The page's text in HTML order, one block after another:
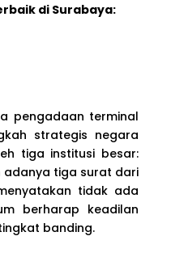
di Surabaya:
pengadaan terminal
strategis negara
tiga institusi besar:
adanya tiga surat dari
tidak ada
berharap keadilan
banding.